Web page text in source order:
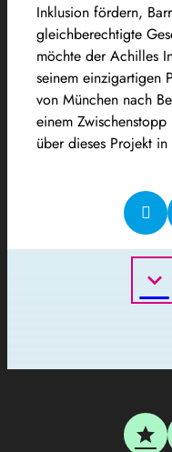
Inklusion fördern,
gleichberechtigte
möchte der Achilles
seinem einzigartigen
von München nach
einem
über dieses Projekt